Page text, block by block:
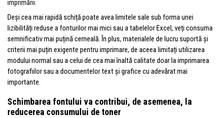
imprimării.
Deși cea mai rapidă schiță poate avea limitele sale sub forma unei
lizibilități reduse a fonturilor mai mici sau a tabelelor Excel, veți consuma
semnificativ mai puțină cerneală. În plus, materialele de lucru suportă și
criterii mai puțin exigente pentru imprimare, de aceea limitați utilizarea
modului normal sau a celui de cea mai înaltă calitate doar la imprimarea
fotografiilor sau a documentelor text și grafice cu adevărat mai
importante.
Schimbarea fontului va contribui, de asemenea, la
reducerea consumului de toner